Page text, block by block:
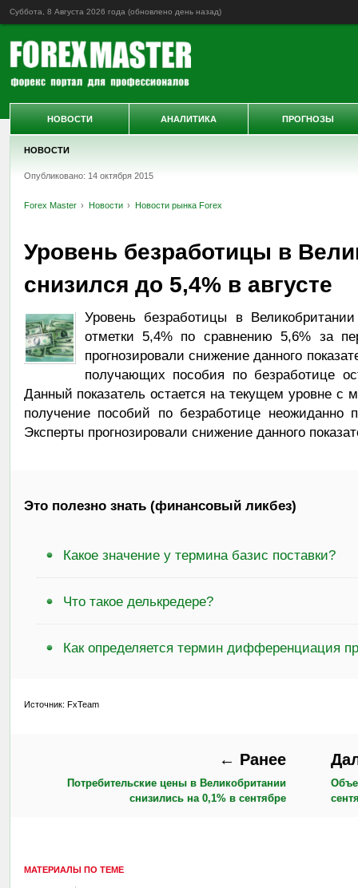
Суббота, 8 Августа 2026 года (обновлено день назад)
НОВОСТИ
Опубликовано: 14 октября 2015
Forex Master Новости Новости рынка Forex
Уровень безработицы в
снизился до 5,4% в августе
Уровень безработицы в
отметки 5,4% по сравнению 5,6% за
прогнозировали снижение данного
получающих пособия по безработице
Данный показатель остается на текущем уровне с
получение пособий по безработице
Эксперты прогнозировали снижение данного
Это полезно знать (финансовый ликбез)
Какое значение у термина базис поставки?
Что такое делькредере?
Как определяется термин дифференциация
Источник: FxTeam
← Ранее
Потребительские цены в Великобритании
снизились на 0,1% в сентябре
МАТЕРИАЛЫ ПО ТЕМЕ
НОВОСТИ АНАЛИТИКА ПРОГНОЗЫ